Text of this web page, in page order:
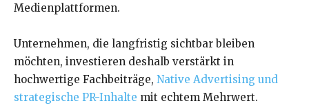
Medienplattformen.
Unternehmen, die langfristig sichtbar bleiben
möchten, investieren deshalb verstärkt in
hochwertige Fachbeiträge, Native Advertising und
strategische PR-Inhalte mit echtem Mehrwert.